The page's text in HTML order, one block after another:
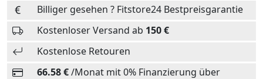
Billiger gesehen ? Fitstore24 Bestpreisgarantie
Kostenloser Versand ab 150 €
Kostenlose Retouren
66.58 €/Monat mit 0% Finanzierung über